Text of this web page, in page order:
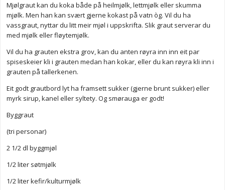
Mjølgraut kan du koka både på heilmjølk, lettmjølk eller skumma
mjølk. Men han kan svært gjerne kokast på vatn òg. Vil du ha
vassgraut, nyttar du litt meir mjøl i uppskrifta. Slik graut serverar du
med mjølk eller fløytemjølk.
Vil du ha grauten ekstra grov, kan du anten røyra inn inn eit par
spiseskeier kli i grauten medan han kokar, eller du kan røyra kli inn i
grauten på tallerkenen.
Eit godt grautbord lyt ha framsett sukker (gjerne brunt sukker) eller
myrk sirup, kanel eller syltety. Og smørauga er godt!
Byggraut
(tri personar)
2 1/2 dl byggmjøl
1/2 liter søtmjølk
1/2 liter kefir/kulturmjølk